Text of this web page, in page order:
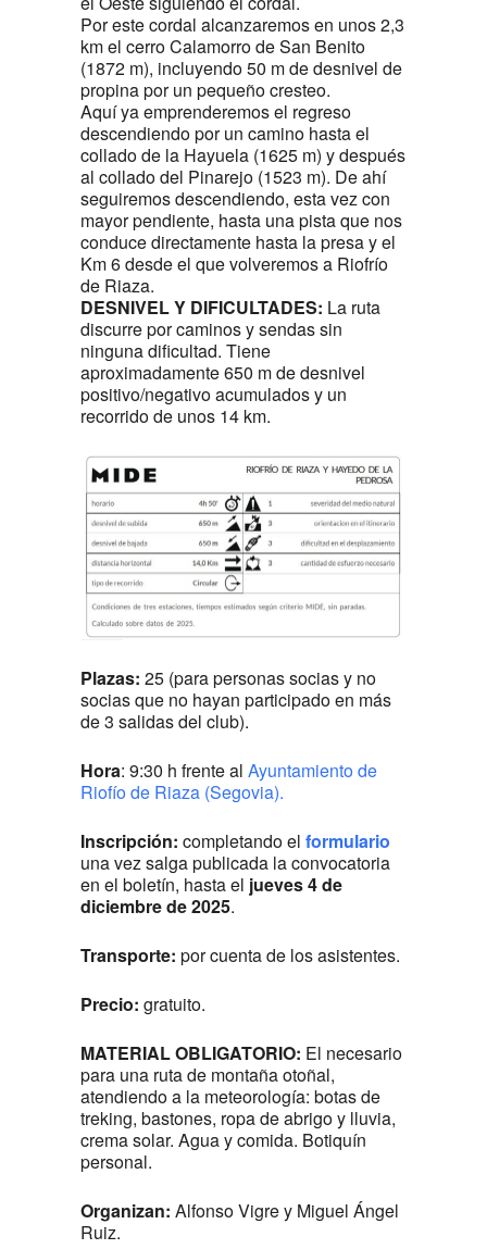
Por este cordal alcanzaremos en unos 2,3
km el cerro Calamorro de San Benito
(1872 m), incluyendo 50 m de desnivel de
propina por un pequeño cresteo.
Aquí ya emprenderemos el regreso
descendiendo por un camino hasta el
collado de la Hayuela (1625 m) y después
al collado del Pinarejo (1523 m). De ahí
seguiremos descendiendo, esta vez con
mayor pendiente, hasta una pista que nos
conduce directamente hasta la presa y el
Km 6 desde el que volveremos a Riofrío
de Riaza.
DESNIVEL Y DIFICULTADES: La ruta
discurre por caminos y sendas sin
ninguna dificultad. Tiene
aproximadamente 650 m de desnivel
positivo/negativo acumulados y un
recorrido de unos 14 km.
Plazas: 25 (para personas socias y no
socias que no hayan participado en más
de 3 salidas del club).
Hora: 9:30 h frente al Ayuntamiento de
Riofío de Riaza (Segovia).
Inscripción: completando el formulario
una vez salga publicada la convocatoria
en el boletín, hasta el jueves 4 de
diciembrede 2025.
Transporte: por cuenta de los asistentes.
Precio: gratuito.
MATERIAL OBLIGATORIO: El necesario
para una ruta de montaña otoñal,
atendiendo a la meteorología: botas de
treking, bastones, ropa de abrigo y lluvia,
crema solar. Agua y comida. Botiquín
personal.
Organizan: Alfonso Vigre y Miguel Ángel
Ruiz.